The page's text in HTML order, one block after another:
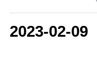
2023-02-09